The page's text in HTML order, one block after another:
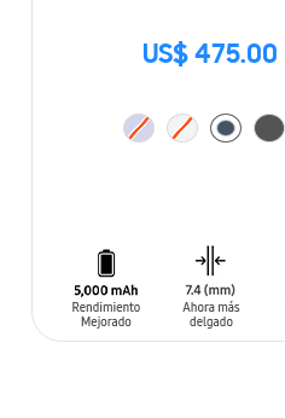
US$ 475.00